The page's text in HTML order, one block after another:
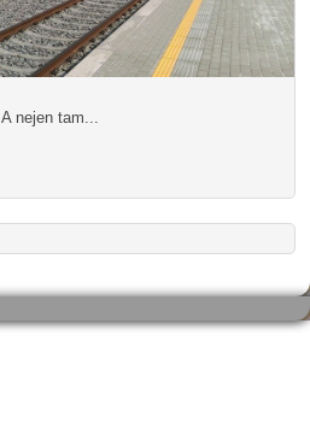
A nejen tam...